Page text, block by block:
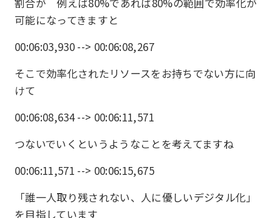
可能になってきますと
00:06:03,930 --> 00:06:08,267
そこで効率化されたリソースをお持ちでない方に向
けて
00:06:08,634 --> 00:06:11,571
つないでいくというようなことを考えてますね
00:06:11,571 --> 00:06:15,675
「誰一人取り残されない、人に優しいデジタル化」
を目指しています